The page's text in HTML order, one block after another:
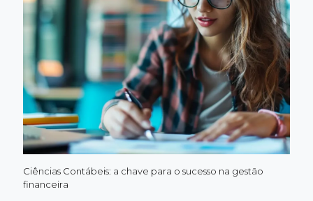
Ciências Contábeis: a chave para o sucesso na gestão
financeira